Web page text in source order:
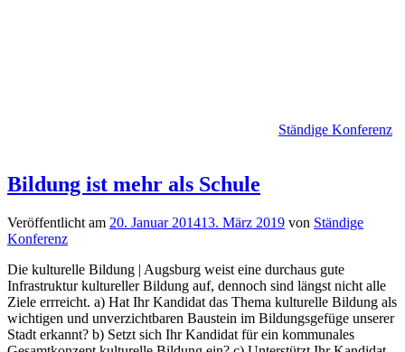
Ständige Konferenz
Bildung ist mehr als Schule
Veröffentlicht am 20. Januar 201413. März 2019 von Ständige
Konferenz
Die kulturelle Bildung | Augsburg weist eine durchaus gute
Infrastruktur kultureller Bildung auf, dennoch sind längst nicht alle
Ziele errreicht. a) Hat Ihr Kandidat das Thema kulturelle Bildung als
wichtigen und unverzichtbaren Baustein im Bildungsgefüge unserer
Stadt erkannt? b) Setzt sich Ihr Kandidat für ein kommunales